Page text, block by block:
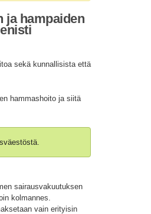
ja hampaiden
sekä kunnallisista että
hammashoito ja siitä
sairausvakuutuksen
kolmannes.
vain erityisin